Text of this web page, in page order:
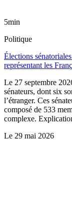
5min
Politique
Élections
représentant les
Le 27 septembre
sénateurs, dont six
l’étranger. Ces
composé de 533
complexe.
Le 29 mai 2026